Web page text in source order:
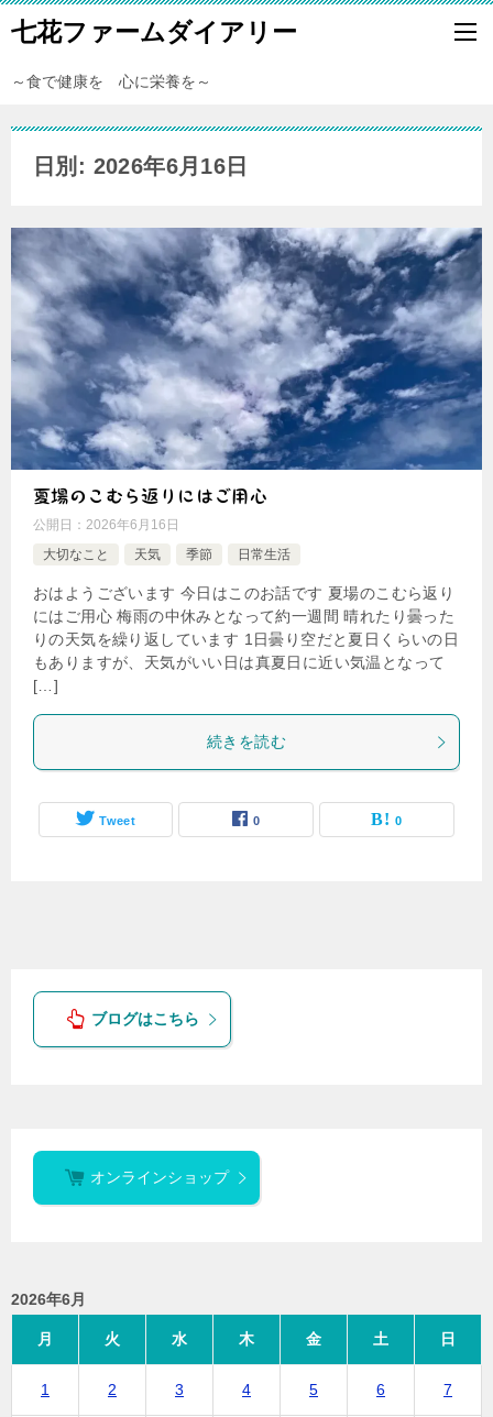
七花ファームダイアリー
～食で健康を 心に栄養を～
日別: 2026年6月16日
夏場のこむら返りにはご用心
公開日： 2026年6月16日
大切なこと
天気 季節 日常生活
おはようございます 今日はこのお話です 夏場のこむら返り
にはご用心 梅雨の中休みとなって約一週間 晴れたり曇った
りの天気を繰り返しています 1日曇り空だと夏日くらいの日
もありますが、天気がいい日は真夏日に近い気温となって
[…]
続きを読む
Tweet 0 0
ブログはこちら
オンラインショップ
2026年6月
月 火 水 木 金 土 日
1 2 3 4 5 6 7